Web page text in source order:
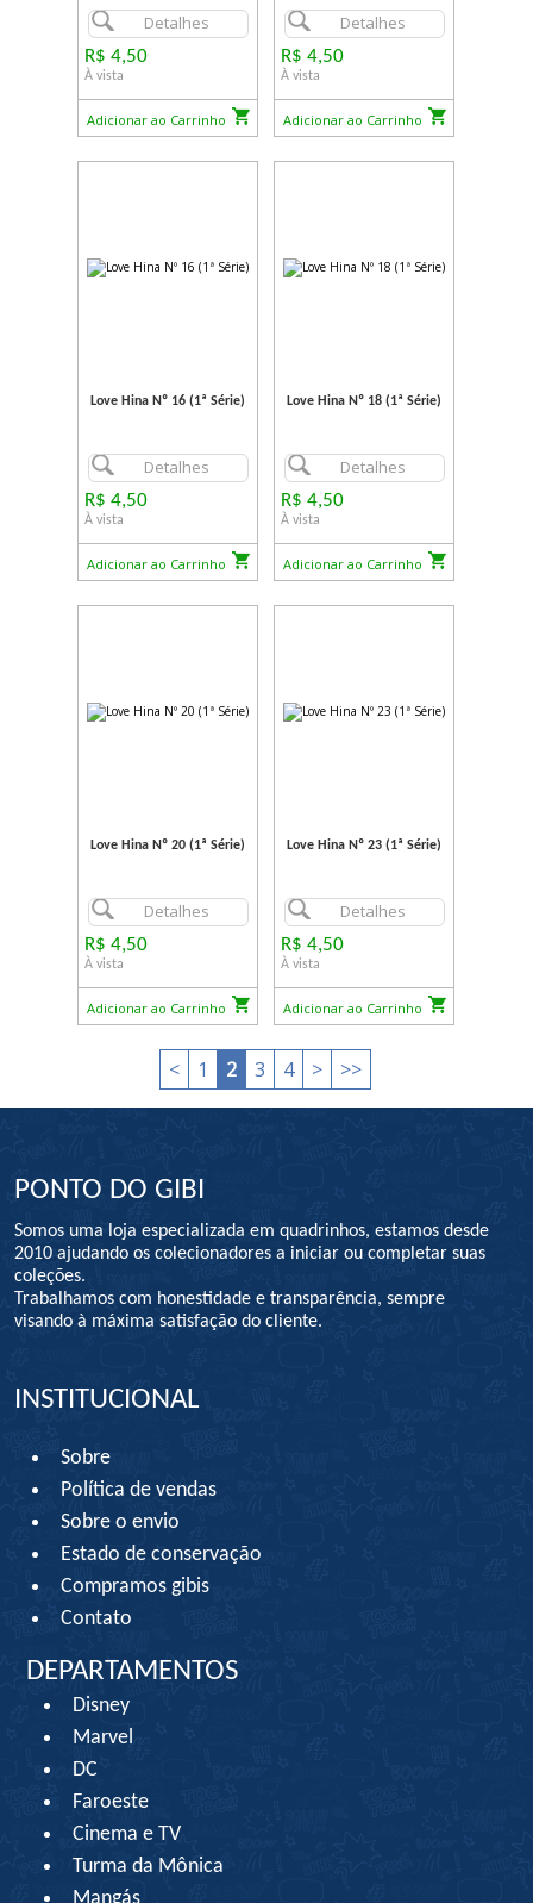
Detalhes
R$ 4,50
À vista
Adicionar ao Carrinho
Detalhes
R$ 4,50
À vista
Adicionar ao Carrinho
Love Hina Nº 16 (1ª Série)
Detalhes
R$ 4,50
À vista
Adicionar ao Carrinho
Love Hina Nº 18 (1ª Série)
Detalhes
R$ 4,50
À vista
Adicionar ao Carrinho
Love Hina Nº 20 (1ª Série)
Detalhes
R$ 4,50
À vista
Adicionar ao Carrinho
Love Hina Nº 23 (1ª Série)
Detalhes
R$ 4,50
À vista
Adicionar ao Carrinho
< 1 2 3 4 > >>
PONTO DO GIBI
Somos uma loja especializada em quadrinhos, estamos desde
2010 ajudando os colecionadores a iniciar ou completar suas
coleções.
Trabalhamos com honestidade e transparência, sempre
visando à máxima satisfação do cliente.
INSTITUCIONAL
Sobre
Política de vendas
Sobre o envio
Estado de conservação
Compramos gibis
Contato
DEPARTAMENTOS
Disney
Marvel
DC
Faroeste
Cinema e TV
Turma da Mônica